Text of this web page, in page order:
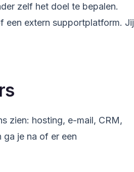
zelf het doel te bepalen.
een extern supportplatform. Jij
zien: hosting, e-mail, CRM,
je na of er een